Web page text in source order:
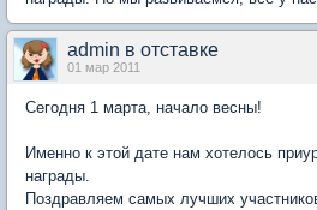
admin в отставке
01 мар 2011
Сегодня 1 марта, начало весны!
Именно к этой дате нам хотелось
награды.
Поздравляем самых лучших